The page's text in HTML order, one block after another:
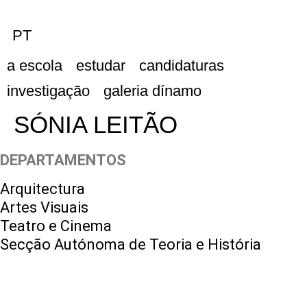
PT
a escola
estudar
candidaturas
investigação
galeria dínamo
SÓNIA LEITÃO
DEPARTAMENTOS
Arquitectura
Artes Visuais
Teatro e Cinema
Secção Autónoma de Teoria e História